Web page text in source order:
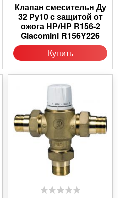
Клапан смесительн Ду
32 Ру10 с защитой от
ожога НР/НР R156-2
Giacomini R156Y226
Купить